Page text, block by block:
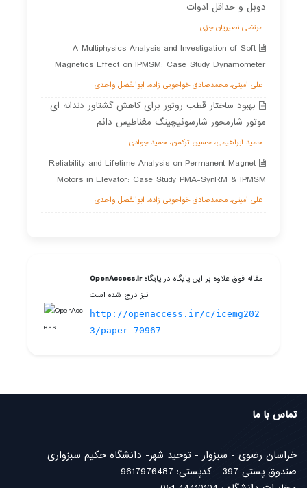
دوبل و حداقل ادوات
مرتضی نصیریان جزی
A Multiphysics Analysis and Investigation of Soft
Magnetics Effect on IPMSM: Case Study Dynamometer
علی امینی، محمدصادق خواجویی زاده، ابوالفضل واحدی
بهبود ساختار قطب روتور برای کاهش گشتاور دندانه ای
موتور شارمحور شارسوئیچینگ مغناطیس دائم
حمید ابراهیمی، حسین ترکمن، حمید جوادی
Reliability and Lifetime Analysis on Permanent Magnet
Motors in Elevator: Case Study PMA-SynRM & IPMSM
علی امینی، محمدصادق خواجویی زاده، ابوالفضل واحدی
مقاله فوق علاوه بر این پایگاه در پایگاهOpenAccess.ir
نیز درج شده است
http://openaccess.ir/c/icemg202
3/paper_70967
تماس با ما
خراسان رضوی - سبزوار - توحید شهر- دانشگاه حکیم سبزواری
صندوق پستی 397 - کدپستی: 9617976487